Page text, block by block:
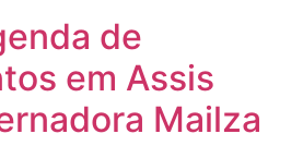
de
em Assis
Mailza